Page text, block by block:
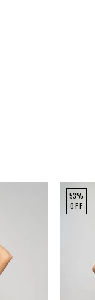
53%
OFF